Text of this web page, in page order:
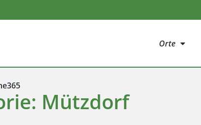
Orte
Mützdorf